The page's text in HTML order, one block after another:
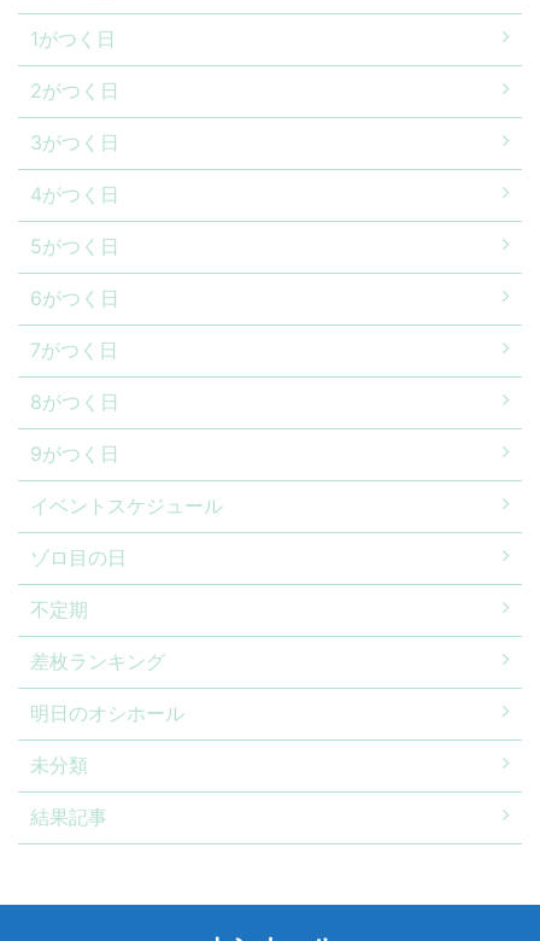
1がつく日
2がつく日
3がつく日
4がつく日
5がつく日
6がつく日
7がつく日
8がつく日
9がつく日
イベントスケジュール
ゾロ目の日
不定期
差枚ランキング
明日のオシホール
未分類
結果記事